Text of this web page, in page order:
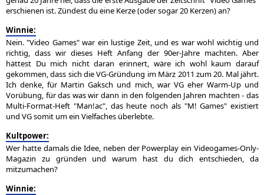
erschienen ist. Zündest du eine Kerze (oder sogar 20 Kerzen) an?
Winnie:
Nein. "Video Games" war ein lustige Zeit, und es war wohl wichtig und
richtig, dass wir dieses Heft Anfang der 90er-Jahre machten. Aber
hättest Du mich nicht daran erinnert, wäre ich wohl kaum darauf
gekommen, dass sich die VG-Gründung im März 2011 zum 20. Mal jährt.
Ich denke, für Martin Gaksch und mich, war VG eher Warm-Up und
Vorübung, für das was wir dann in den folgenden Jahren machten - das
Multi-Format-Heft "Man!ac", das heute noch als "M! Games" existiert
und VG somit um ein Vielfaches überlebte.
Kultpower:
Wer hatte damals die Idee, neben der Powerplay ein Videogames-Only-
Magazin zu gründen und warum hast du dich entschieden, da
mitzumachen?
Winnie: